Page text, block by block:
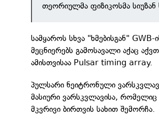
თეორიულმა ფიზიკოსმა სიუზან
სამყაროს სხვა "ხმებისგან"
მეცნიერებს გამოსავალი აქაც
ამისთვისაა Pulsar timing array.
პულსარი ნეიტრონული
მასიური ვარსკვლავისა,
მკვრივი ბირთვის სახით შემორჩა.